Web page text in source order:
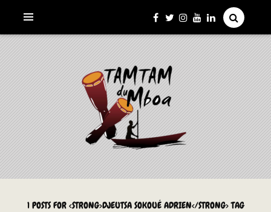
LE TAMTAM DU MBOA
La Culture du Mboa Dévoilée !
1 POSTS FOR <STRONG>DJEUTSA SOKOUÉ ADRIEN</STRONG> TAG